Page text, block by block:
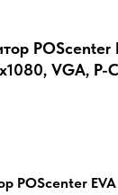
POScenter
VGA, P-
POScenter